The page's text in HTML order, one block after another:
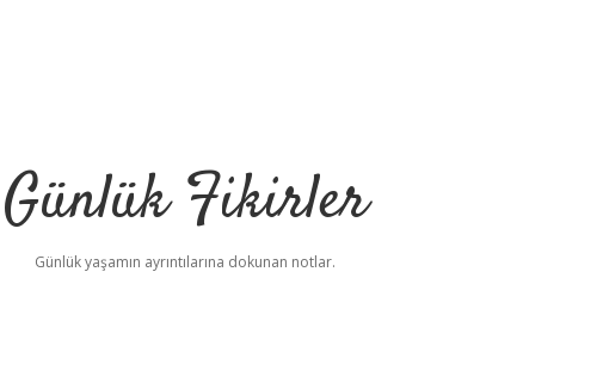
Günlük Fikirler
Günlük yaşamın ayrıntılarına dokunan notlar.